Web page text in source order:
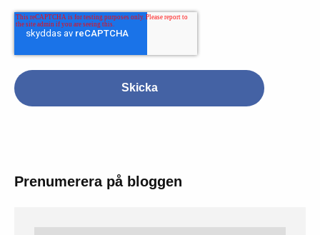
Prenumerera på bloggen